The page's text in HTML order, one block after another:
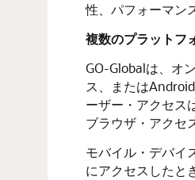
性、パフォーマン
複数のプラットフ
GO-Globalは、オ
ス、または
ーザー・アクセス
ブラウザ・アクセ
モバイル・デバイ
にアクセスしたと